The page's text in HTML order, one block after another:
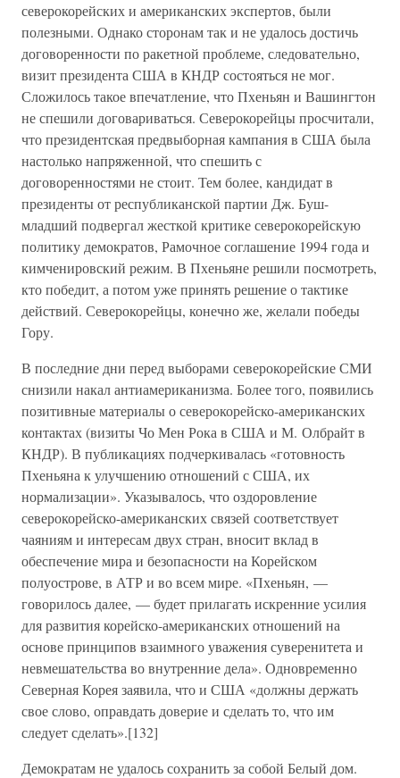
северокорейских и американских экспертов, были
полезными. Однако сторонам так и не удалось достичь
договоренности по ракетной проблеме, следовательно,
визит президента США в КНДР состояться не мог.
Сложилось такое впечатление, что Пхеньян и Вашингтон
не спешили договариваться. Северокорейцы просчитали,
что президентская предвыборная кампания в США была
настолько напряженной, что спешить с
договоренностями не стоит. Тем более, кандидат в
президенты от республиканской партии Дж. Буш-
младший подвергал жесткой критике северокорейскую
политику демократов, Рамочное соглашение 1994 года и
кимченировский режим. В Пхеньяне решили посмотреть,
кто победит, а потом уже принять решение о тактике
действий. Северокорейцы, конечно же, желали победы
Гору.
В последние дни перед выборами северокорейские СМИ
снизили накал антиамериканизма. Более того, появились
позитивные материалы о северокорейско-американских
контактах (визиты Чо Мен Рока в США и М. Олбрайт в
КНДР). В публикациях подчеркивалась «готовность
Пхеньяна к улучшению отношений с США, их
нормализации». Указывалось, что оздоровление
северокорейско-американских связей соответствует
чаяниям и интересам двух стран, вносит вклад в
обеспечение мира и безопасности на Корейском
полуострове, в АТР и во всем мире. «Пхеньян, —
говорилось далее, — будет прилагать искренние усилия
для развития корейско-американских отношений на
основе принципов взаимного уважения суверенитета и
невмешательства во внутренние дела». Одновременно
Северная Корея заявила, что и США «должны держать
свое слово, оправдать доверие и сделать то, что им
следует сделать».[132]
Демократам не удалось сохранить за собой Белый дом.